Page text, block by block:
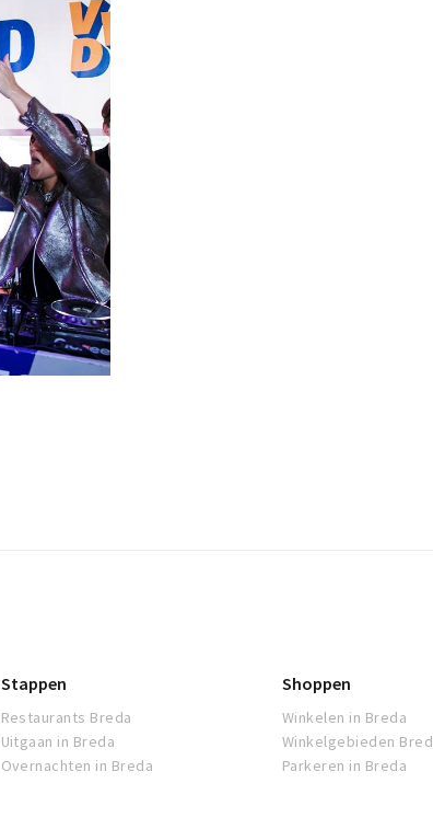
Stappen
Restaurants Breda
Uitgaan in Breda
Overnachten in Breda
Shoppen
Winkelen in Breda
Winkelgebieden
Parkeren in Breda